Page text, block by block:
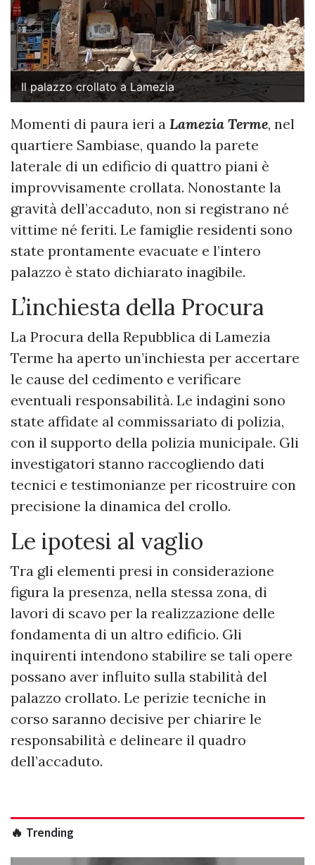
Il palazzo crollato a Lamezia
Momenti di paura ieri a Lamezia Terme, nel
quartiere Sambiase, quando la parete
laterale di un edificio di quattro piani è
improvvisamente crollata. Nonostante la
gravità dell’accaduto, non si registrano né
vittime né feriti. Le famiglie residenti sono
state prontamente evacuate e l’intero
palazzo è stato dichiarato inagibile.
L’inchiesta della Procura
La Procura della Repubblica di Lamezia
Terme ha aperto un’inchiesta per accertare
le cause del cedimento e verificare
eventuali responsabilità. Le indagini sono
state affidate al commissariato di polizia,
con il supporto della polizia municipale. Gli
investigatori stanno raccogliendo dati
tecnici e testimonianze per ricostruire con
precisione la dinamica del crollo.
Le ipotesi al vaglio
Tra gli elementi presi in considerazione
figura la presenza, nella stessa zona, di
lavori di scavo per la realizzazione delle
fondamenta di un altro edificio. Gli
inquirenti intendono stabilire se tali opere
possano aver influito sulla stabilità del
palazzo crollato. Le perizie tecniche in
corso saranno decisive per chiarire le
responsabilità e delineare il quadro
dell’accaduto.
🔥 Trending